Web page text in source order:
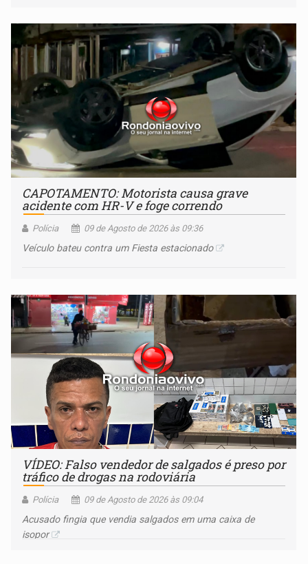
CAPOTAMENTO: Motorista causa grave
acidente com HR-V e foge correndo
Polícia 09 de Agosto de 2026 às 09:36
Veículo bateu contra um Fiesta estacionado
VÍDEO: Falso vendedor de salgados é preso por
tráfico de drogas na rodoviária
Polícia 09 de Agosto de 2026 às 09:04
Acusado fingia que vendia salgados em uma caixa de
isopor